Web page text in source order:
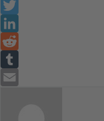
Facebook
Twitter
LinkedIn
Reddit
Tumblr